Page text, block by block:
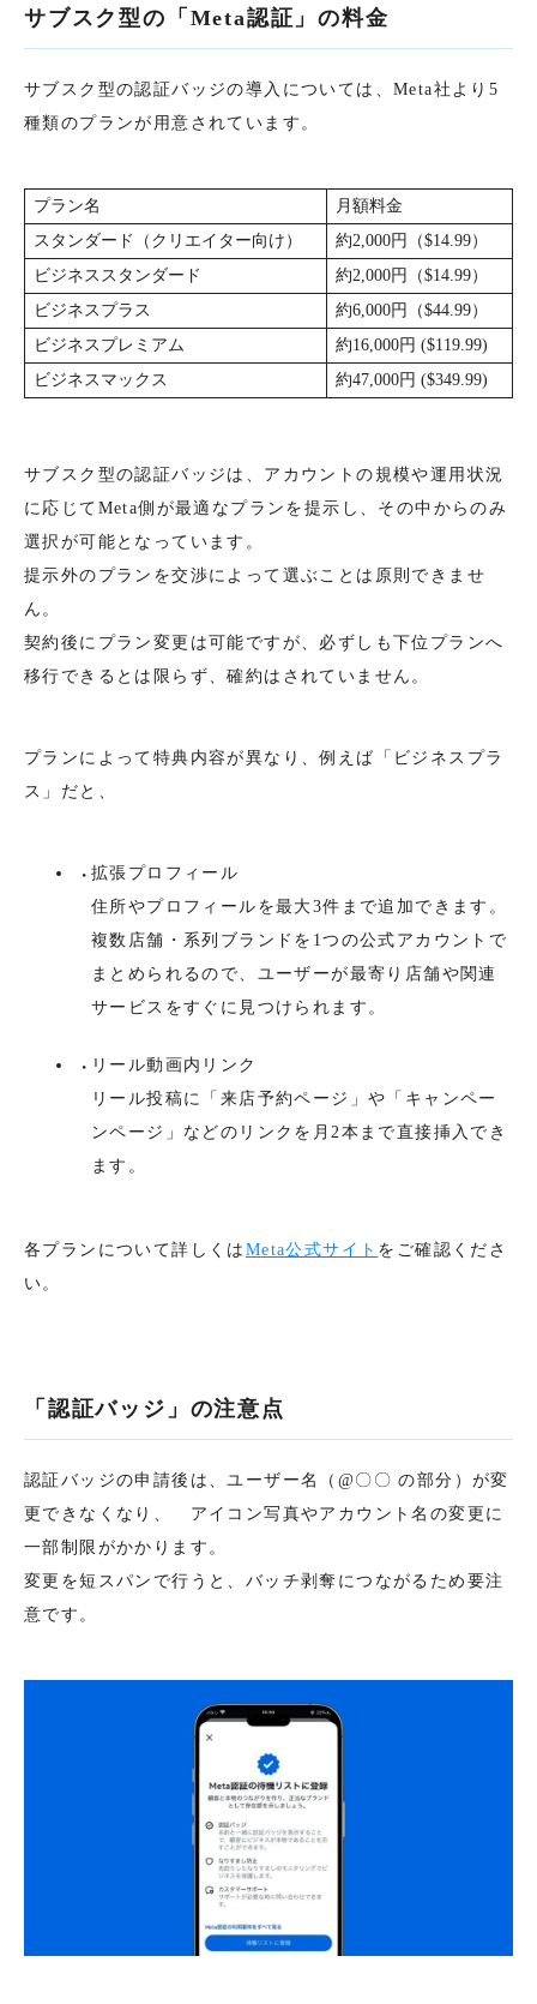
サブスク型の「Meta認証」の料金
サブスク型の認証バッジの導入については、Meta社より5
種類のプランが用意されています。
プラン名
月額料金
スタンダード（クリエイター向け）
約2,000円（$14.99）
ビジネススタンダード
約2,000円（$14.99）
ビジネスプラス
約6,000円（$44.99）
ビジネスプレミアム
約16,000円 ($119.99)
ビジネスマックス
約47,000円 ($349.99)
サブスク型の認証バッジは、アカウントの規模や運用状況
に応じてMeta側が最適なプランを提示し、その中からのみ
選択が可能となっています。
提示外のプランを交渉によって選ぶことは原則できませ
ん。
契約後にプラン変更は可能ですが、必ずしも下位プランへ
移行できるとは限らず、確約はされていません。
プランによって特典内容が異なり、例えば「ビジネスプラ
ス」だと、
拡張プロフィール
住所やプロフィールを最大3件まで追加できます。
複数店舗・系列ブランドを1つの公式アカウントで
まとめられるので、ユーザーが最寄り店舗や関連
サービスをすぐに見つけられます。
リール動画内リンク
リール投稿に「来店予約ページ」や「キャンペー
ンページ」などのリンクを月2本まで直接挿入でき
ます。
各プランについて詳しくは Meta公式サイト をご確認くださ
い。
「認証バッジ」の注意点
認証バッジの申請後は、ユーザー名（@〇〇 の部分）が変
更できなくなり、 アイコン写真やアカウント名の変更に
一部制限がかかります。
変更を短スパンで行うと、バッチ剥奪につながるため要注
意です。